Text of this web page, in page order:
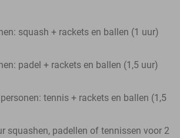
squash + rackets en ballen (1 uur)
padel + rackets en ballen (1,5 uur)
tennis + rackets en ballen (1,5
squashen, padellen of tennissen voor 2